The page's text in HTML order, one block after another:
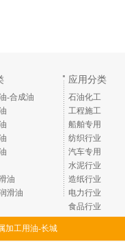
-合成油
油
滑油
应用分类
石油化工
工程施工
船舶专用
纺织行业
汽车专用
水泥行业
造纸行业
电力行业
食品行业
加工用油-长城